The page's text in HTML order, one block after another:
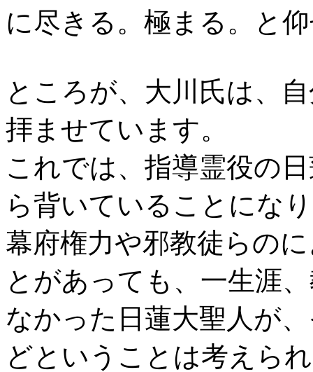
に尽きる。極まる。と
ところが、大川氏は、
拝ませています。
これでは、指導霊役の
ら背いていることにな
幕府権力や邪教徒らの
とがあっても、一生涯
なかった日蓮大聖人が
どということは考えら